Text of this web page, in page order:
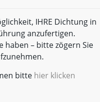
IHRE Dichtung in
anzufertigen.
haben – bitte zögern Sie
bitte hier klicken